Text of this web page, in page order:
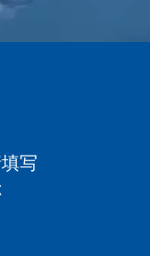
写